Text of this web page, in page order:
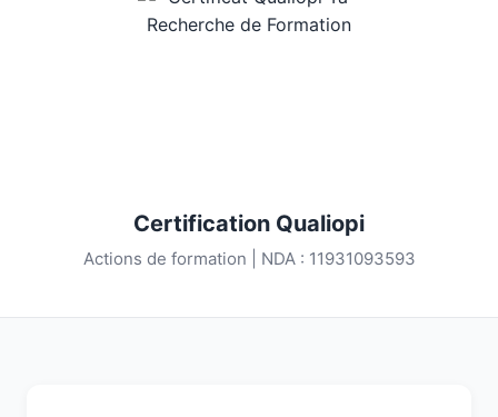
Certification Qualiopi
Actions de formation | NDA : 11931093593